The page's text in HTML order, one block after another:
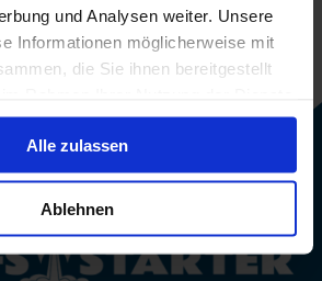
und Analysen weiter. Unsere
Informationen möglicherweise mit
die Sie ihnen bereitgestellt
Alle zulassen
Ablehnen